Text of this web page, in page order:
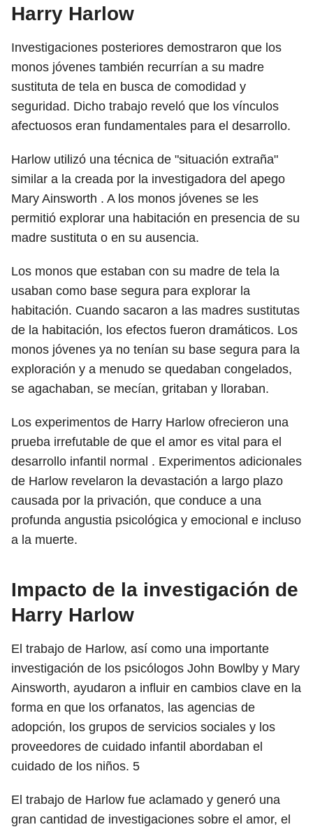
Harry Harlow
Investigaciones posteriores demostraron que los
monos jóvenes también recurrían a su madre
sustituta de tela en busca de comodidad y
seguridad. Dicho trabajo reveló que los vínculos
afectuosos eran fundamentales para el desarrollo.
Harlow utilizó una técnica de "situación extraña"
similar a la creada por la investigadora del apego
Mary Ainsworth . A los monos jóvenes se les
permitió explorar una habitación en presencia de su
madre sustituta o en su ausencia.
Los monos que estaban con su madre de tela la
usaban como base segura para explorar la
habitación. Cuando sacaron a las madres sustitutas
de la habitación, los efectos fueron dramáticos. Los
monos jóvenes ya no tenían su base segura para la
exploración y a menudo se quedaban congelados,
se agachaban, se mecían, gritaban y lloraban.
Los experimentos de Harry Harlow ofrecieron una
prueba irrefutable de que el amor es vital para el
desarrollo infantil normal . Experimentos adicionales
de Harlow revelaron la devastación a largo plazo
causada por la privación, que conduce a una
profunda angustia psicológica y emocional e incluso
a la muerte.
Impacto de la investigación de
Harry Harlow
El trabajo de Harlow, así como una importante
investigación de los psicólogos John Bowlby y Mary
Ainsworth, ayudaron a influir en cambios clave en la
forma en que los orfanatos, las agencias de
adopción, los grupos de servicios sociales y los
proveedores de cuidado infantil abordaban el
cuidado de los niños. 5
El trabajo de Harlow fue aclamado y generó una
gran cantidad de investigaciones sobre el amor, el